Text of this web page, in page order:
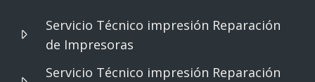
Servicio Técnico impresión Reparación
de Impresoras
Servicio Técnico impresión Reparación